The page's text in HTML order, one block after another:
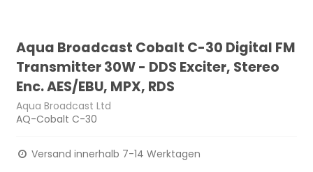
Aqua Broadcast Cobalt C-30 Digital FM
Transmitter 30W - DDS Exciter, Stereo
Enc. AES/EBU, MPX, RDS
Aqua Broadcast Ltd
AQ-Cobalt C-30
Versand innerhalb 7-14 Werktagen